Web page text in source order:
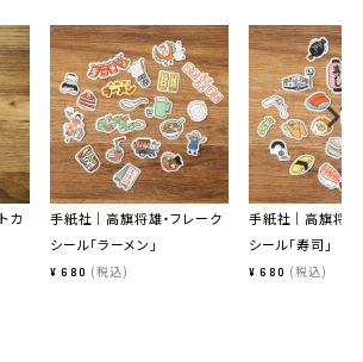
カ
手紙社｜高旗将雄・フレーク
シール「ラーメン」
¥ 680 税込
手紙社｜高旗将雄
シール「寿司」
¥ 680 税込